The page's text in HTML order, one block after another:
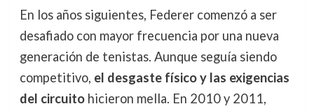
En los años siguientes, Federer comenzó a ser
desafiado con mayor frecuencia por una nueva
generación de tenistas. Aunque seguía siendo
competitivo, el desgaste físico y las exigencias
del circuitohicieron mella. En 2010 y 2011,